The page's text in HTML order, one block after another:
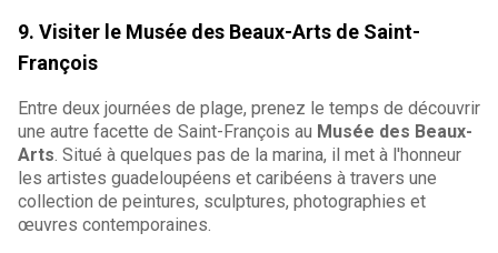
9. Visiter le Musée des Beaux-Arts de Saint-
François
Entre deux journées de plage, prenez le temps de découvrir
une autre facette de Saint-François au Musée des Beaux-
Arts. Situé à quelques pas de la marina, il met à l'honneur
les artistes guadeloupéens et caribéens à travers une
collection de peintures, sculptures, photographies et
œuvres contemporaines.